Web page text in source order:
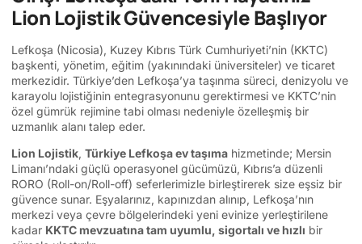
Lion Lojistik Güvencesiyle Başlıyor
Lefkoşa (Nicosia), Kuzey Kıbrıs Türk Cumhuriyeti’nin (KKTC)
başkenti, yönetim, eğitim (yakınındaki üniversiteler) ve ticaret
merkezidir. Türkiye’den Lefkoşa’ya taşınma süreci, denizyolu ve
karayolu lojistiğinin entegrasyonunu gerektirmesi ve KKTC’nin
özel gümrük rejimine tabi olması nedeniyle özelleşmiş bir
uzmanlık alanı talep eder.
Lion Lojistik, Türkiye Lefkoşa ev taşıma hizmetinde; Mersin
Limanı’ndaki güçlü operasyonel gücümüzü, Kıbrıs’a düzenli
RORO (Roll-on/Roll-off) seferlerimizle birleştirerek size eşsiz bir
güvence sunar. Eşyalarınız, kapınızdan alınıp, Lefkoşa’nın
merkezi veya çevre bölgelerindeki yeni evinize yerleştirilene
kadar KKTC mevzuatına tam uyumlu, sigortalı ve hızlı bir